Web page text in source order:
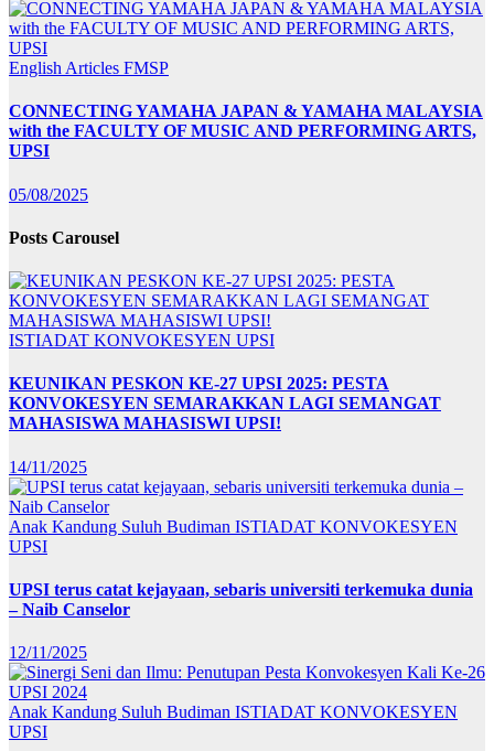
English Articles FMSP
CONNECTING YAMAHA JAPAN & YAMAHA MALAYSIA
with the FACULTY OF MUSIC AND PERFORMING ARTS,
UPSI
05/08/2025
Posts Carousel
ISTIADAT KONVOKESYEN UPSI
KEUNIKAN PESKON KE-27 UPSI 2025: PESTA
KONVOKESYEN SEMARAKKAN LAGI SEMANGAT
MAHASISWA MAHASISWI UPSI!
14/11/2025
Anak Kandung Suluh Budiman ISTIADAT KONVOKESYEN
UPSI
UPSI terus catat kejayaan, sebaris universiti terkemuka dunia
– Naib Canselor
12/11/2025
Anak Kandung Suluh Budiman ISTIADAT KONVOKESYEN
UPSI